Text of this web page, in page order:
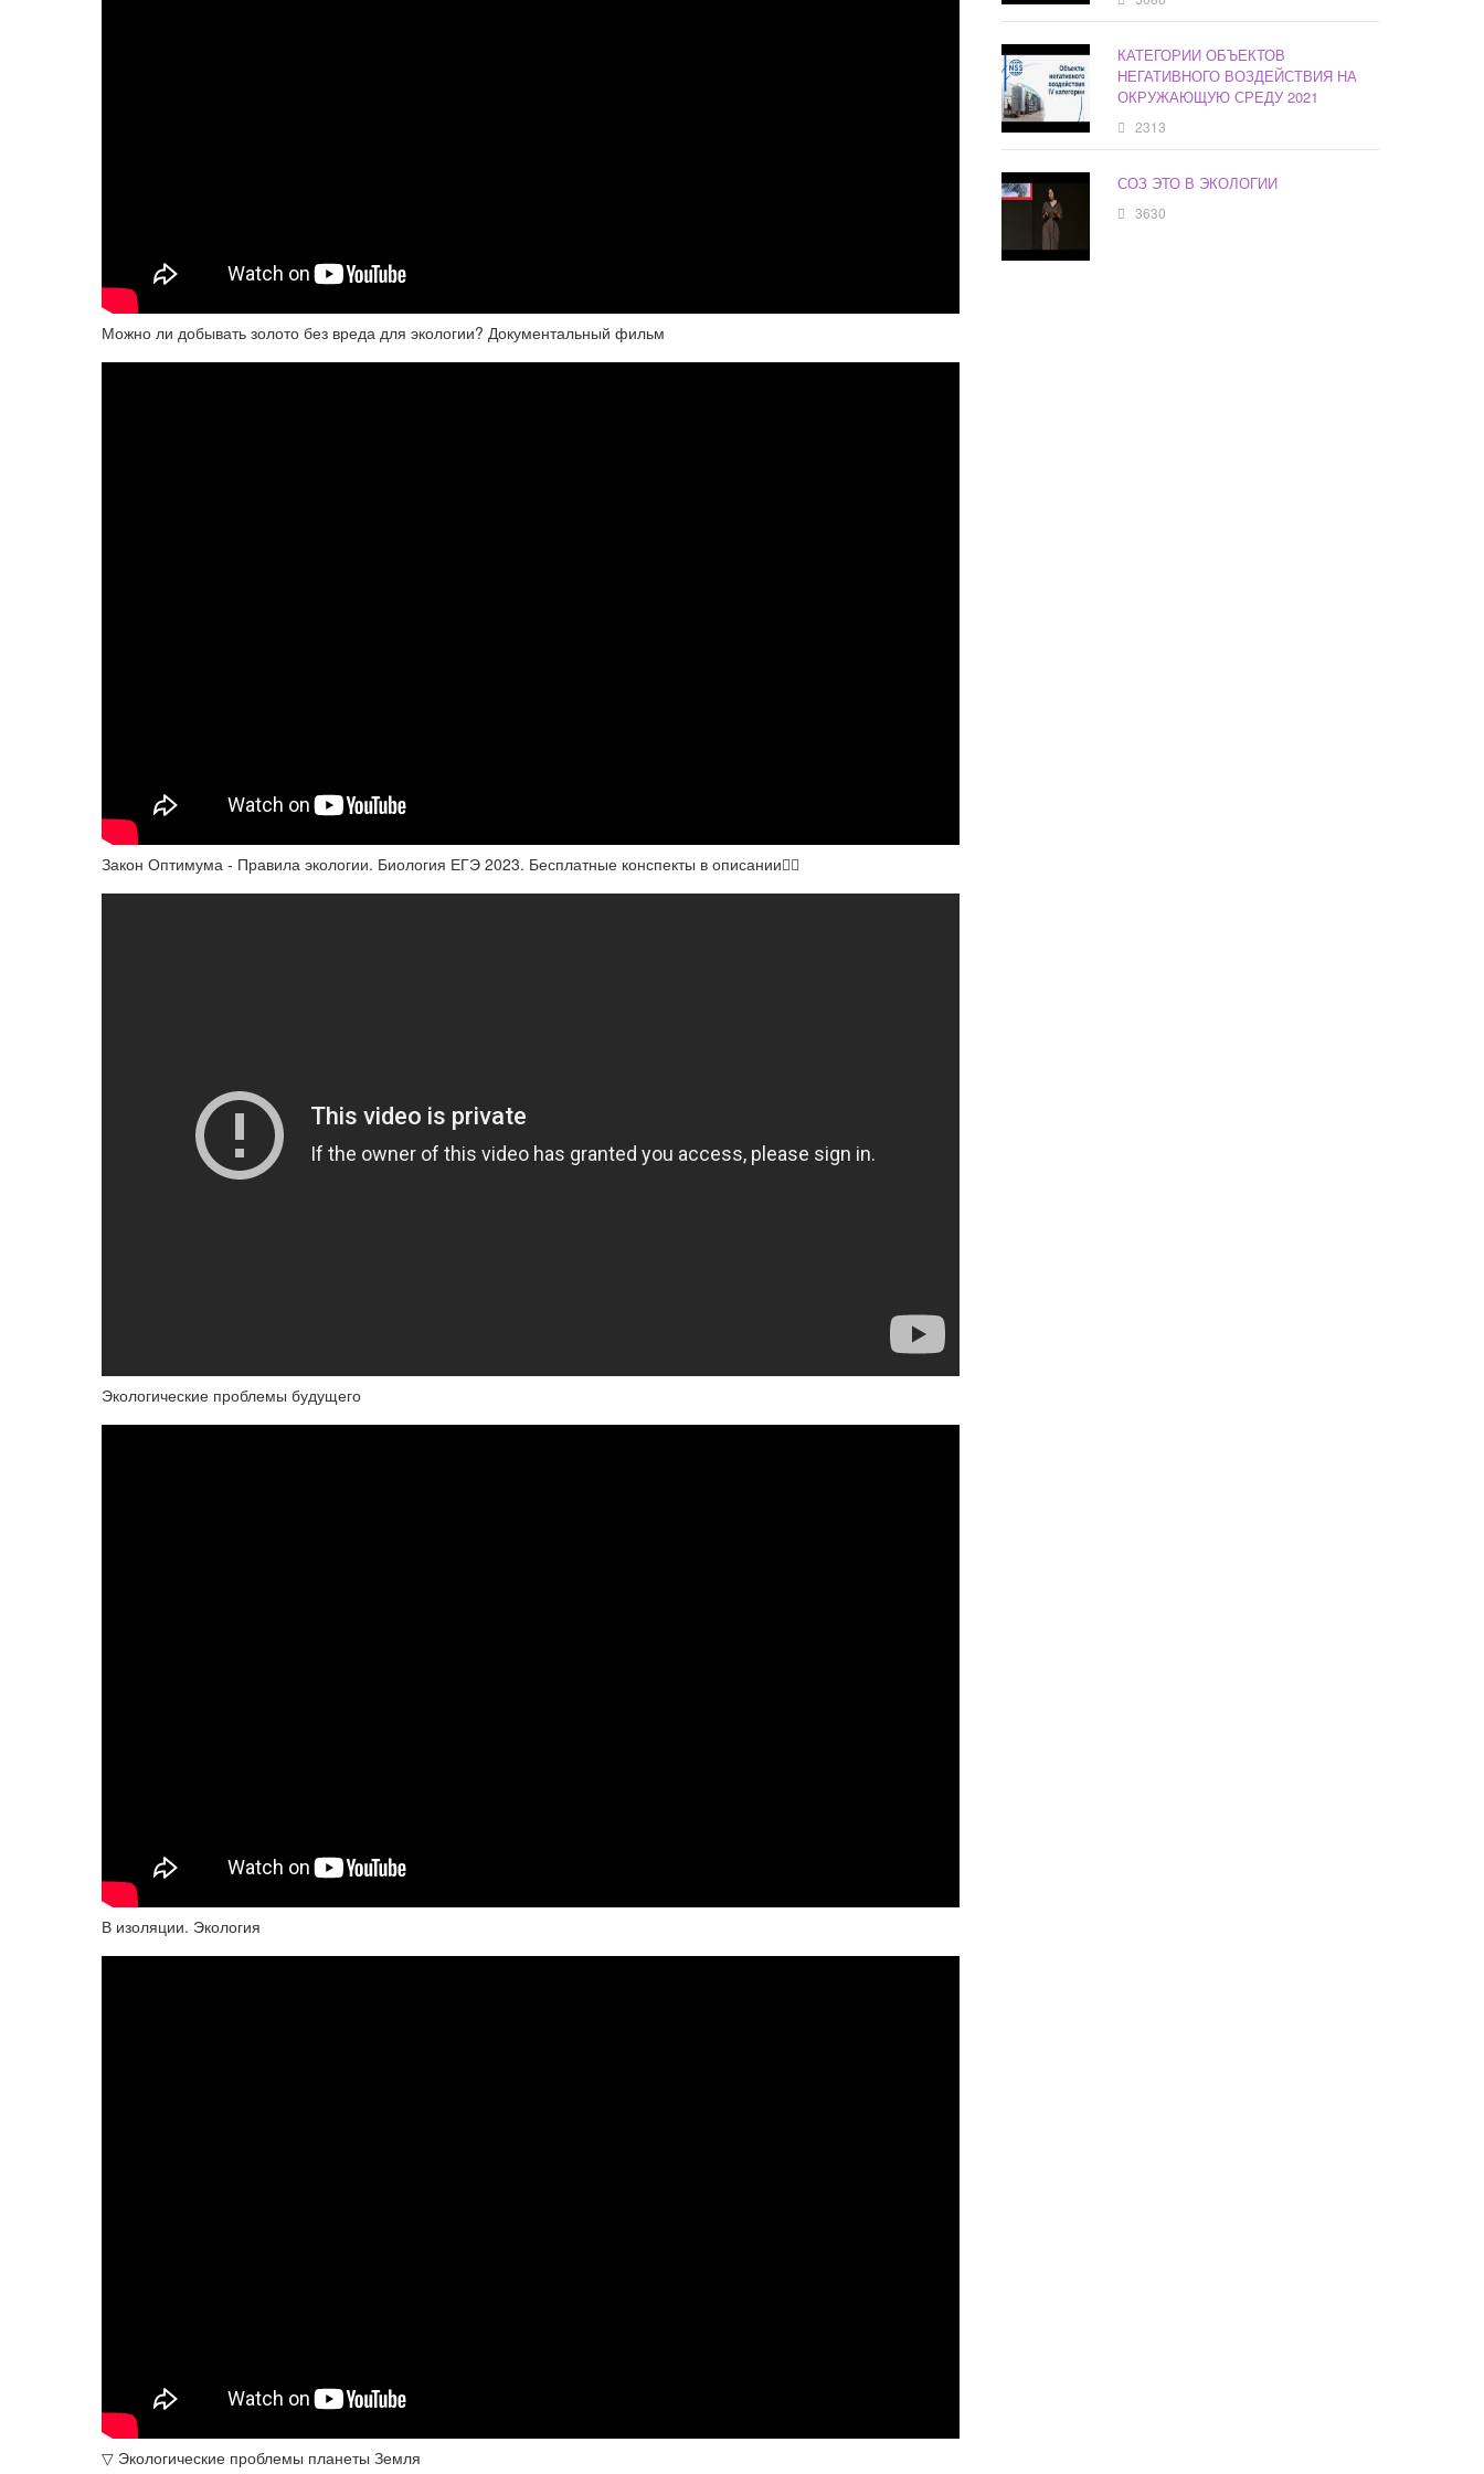
Можно ли добывать золото без вреда для экологии? Документальный фильм
Закон Оптимума - Правила экологии. Биология ЕГЭ 2023. Бесплатные конспекты в описании👇🏼
Экологические проблемы будущего
В изоляции. Экология
▽ Экологические проблемы планеты Земля
КАТЕГОРИИ ОБЪЕКТОВ
НЕГАТИВНОГО ВОЗДЕЙСТВИЯ НА
ОКРУЖАЮЩУЮ СРЕДУ 2021
2313
СОЗ ЭТО В ЭКОЛОГИИ
3630